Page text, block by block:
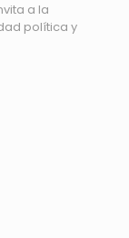
a la
política y